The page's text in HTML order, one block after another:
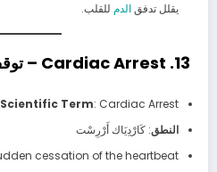
يقلل تدفقالدم للقلب.
13. Cardiac Arrest – توقف القلب
Scientific Term: Cardiac Arrest
النطق: كَارْدِيَاك أَرْرِسْت
cessation of the heartbeat.